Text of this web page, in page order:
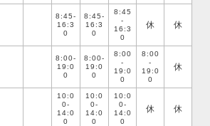
8:45-
16:3
0
8:45-
16:3
0
8:45
-
16:3
0
休 休
8:00-
19:0
0
8:00-
19:0
0
8:00
-
19:0
0
8:00
-
19:0
0
休
10:0
0-
14:0
0
10:0
0-
14:0
0
10:0
0-
14:0
0
休 休